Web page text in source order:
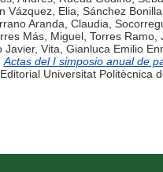
Vázquez, Elia, Sánchez
Aranda, Claudia,
Más, Miguel, Torres Ramo,
Javier, Vita, Gianluca Emilio
Actas del I simposio anual de
Universitat Politècnica